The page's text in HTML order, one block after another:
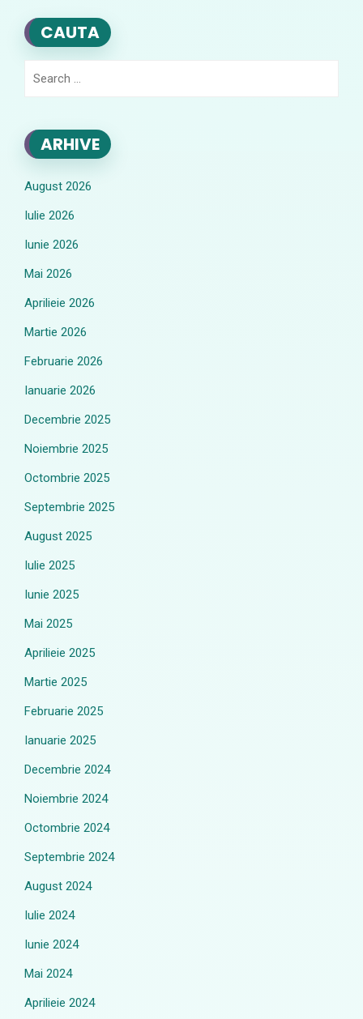
CAUTA
ARHIVE
August 2026
Iulie 2026
Iunie 2026
Mai 2026
Aprilieie 2026
Martie 2026
Februarie 2026
Ianuarie 2026
Decembrie 2025
Noiembrie 2025
Octombrie 2025
Septembrie 2025
August 2025
Iulie 2025
Iunie 2025
Mai 2025
Aprilieie 2025
Martie 2025
Februarie 2025
Ianuarie 2025
Decembrie 2024
Noiembrie 2024
Octombrie 2024
Septembrie 2024
August 2024
Iulie 2024
Iunie 2024
Mai 2024
Aprilieie 2024